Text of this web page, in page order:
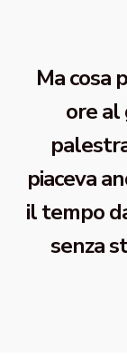
Ma cosa
ore al
piaceva
il tempo
senza